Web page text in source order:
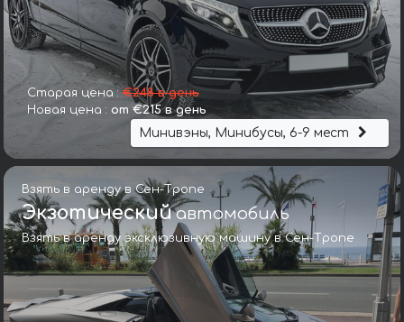
Старая цена :€248 в день
Новая цена : от €215 в день
Минивэны, Минибусы, 6-9 мест
Взять в аренду в Сен-Тропе
Экзотическийавтомобиль
Взять в аренду эксклюзивную машину в Сен-Тропе